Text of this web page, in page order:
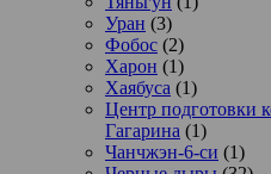
Уран (3)
Фобос (2)
Харон (1)
Хаябуса (1)
Центр подготовки
Гагарина (1)
Чанчжэн-6-си (1)